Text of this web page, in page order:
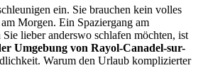
ein. Sie brauchen kein volles
Morgen. Ein Spaziergang am
lieber anderswo schlafen möchten, ist
Umgebung von Rayol-Canadel-sur-
Warum den Urlaub komplizierter